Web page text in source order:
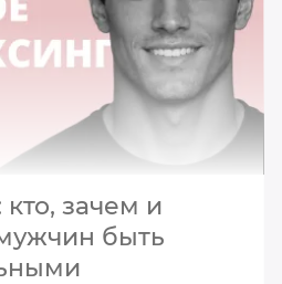
зачем и
быть